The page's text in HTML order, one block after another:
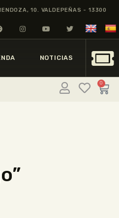
10. VALDEPEÑAS - 13300
NOTICIAS
0